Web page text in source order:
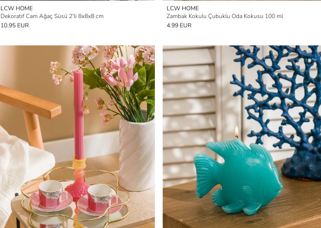
LCW HOME
Dekoratif Cam Ağaç Süsü 2'li 8x8x8 cm
10.95 EUR
LCW HOME
Zambak Kokulu Çubuklu Oda Kokusu 100 ml
4.99 EUR